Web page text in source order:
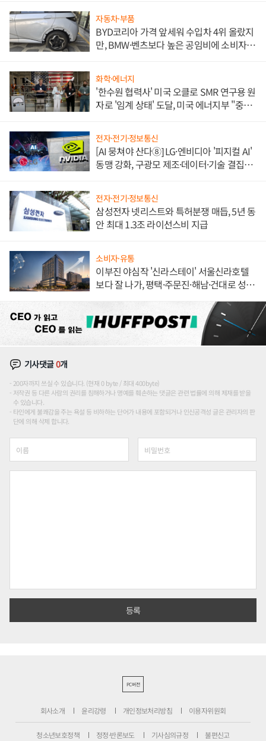
자동차·부품
BYD코리아 가격 앞세워 수입차 4위 올랐지
만, BMW·벤츠보다 높은 공임비에 소비자
화학·에너지
'한수원 협력사' 미국 오클로 SMR 연구용 원
자로 '임계 상태' 도달, 미국 에너지부 "중요
전자·전기·정보통신
[AI 뭉쳐야 산다⑧] LG·엔비디아 '피지컬 AI'
동맹 강화, 구광모 제조·데이터·기술 결집
전자·전기·정보통신
삼성전자 넷리스트와 특허분쟁 매듭, 5년 동
안 최대 1.3조 라이선스비 지급
소비자·유통
이부진 야심작 '신라스테이' 서울신라호텔
보다 잘 나가, 평택·주문진·해남·건대로 성
기사댓글0개
200자까지 쓰실 수 있습니다. (현재 0 byte / 최대 400byte)
저작권 등 다른 사람의 권리를 침해하거나 명예를 훼손하는 댓글은 관련 법률에 의해 제재를 받을
수 있습니다.
타인에게 불쾌감을 주는 욕설 등 비하하는 단어가 내용에 포함되거나 인신공격성 글은 관리자의 판
단에 의해 삭제 합니다.
PC버전
회사소개 윤리강령 개인정보처리방침 이용자위원회
청소년보호정책 정정·반론보도 기사심의규정 불편신고